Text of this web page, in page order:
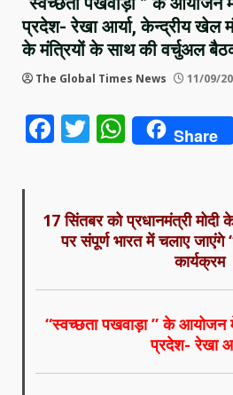
प्रदेश- रेखा आर्या, केन्द्रीय खेल
के मंत्रियों के साथ की वर्चुअल
The Global Times News 11/09/
Facebook
TwitterShare
17 सिंतबर को प्रधानमंत्री
पर संपूर्ण भारत में चलाए जाएंगे
कार्यक्रम
“स्वच्छता पखवाड़ा ” के आयोजन
प्रदेश- रेखा